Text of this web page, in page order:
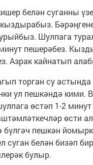
белән суганны
Шулпага
пешерәбез.
Азрак кайнатып
торган су
ул пешкәндә кими.
өстәп 1-2
өсти
бүлгәч пешкән
суган белән бизәп
булыр.